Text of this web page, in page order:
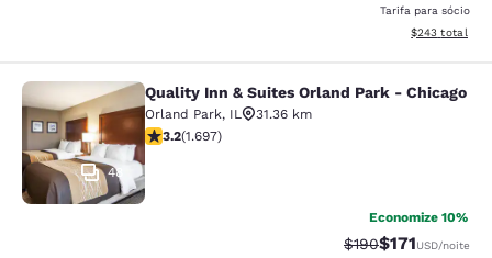
Tarifa para sócio
Exibir
$243 total
Quality Inn & Suites Orland Park -
48
Quality Inn & Suites Orland Park - Chicago
Orland Park, IL
31.36 km
classificação 3.22 estrelas. Bom. 1697 avaliações
3.2(1.697)
Economize 10%
Tarifa anterior
$190Tarifa com
$171USD/noite